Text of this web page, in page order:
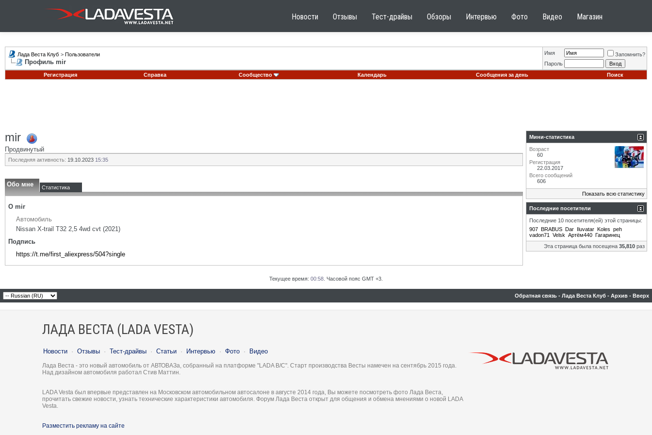
Новости Отзывы Тест-драйвы Обзоры Интервью Фото Видео Магазин
Лада Веста Клуб > Пользователи
Профиль mir
Имя
Запомнить?
Пароль
Регистрация
Справка Сообщество Календарь Сообщения за день Поиск
mir
Продвинутый
Последняя активность: 19.10.2023 15:35
Обо мне Статистика
О mir
Автомобиль
Nissan X-trail Т32 2,5 4wd cvt (2021)
Подпись
https://t.me/first_aliexpress/504?single
Мини-статистика
Возраст
60
Регистрация
22.03.2017
Всего сообщений
606
Показать всю статистику
Последние посетители
Последние 10 посетителя(ей) этой страницы:
907 BRABUS Dar Iluvatar Koles peh
vadon71
Velsk Артём440 Гагаринец
Эта страница была посещена 35,810 раз
Текущее время: 00:58 . Часовой пояс GMT +3.
Обратная связь - Лада Веста Клуб - Архив - Вверх
ЛАДА ВЕСТА (LADA VESTA)
Новости · Отзывы · Тест-драйвы · Статьи · Интервью · Фото · Видео
Лада Веста - это новый автомобиль от АВТОВАЗа, собранный на платформе "LADA B/C". Старт производства Весты намечен на сентябрь 2015 года.
Над дизайном автомобиля работал Стив Маттин.
LADA Vesta был впервые представлен на Московском автомобильном автосалоне в августе 2014 года, Вы можете посмотреть фото Лада Веста,
прочитать свежие новости, узнать технические характеристики автомобиля. Форум Лада Веста открыт для общения и обмена мнениями о новой LADA
Vesta.
Разместить рекламу на сайте